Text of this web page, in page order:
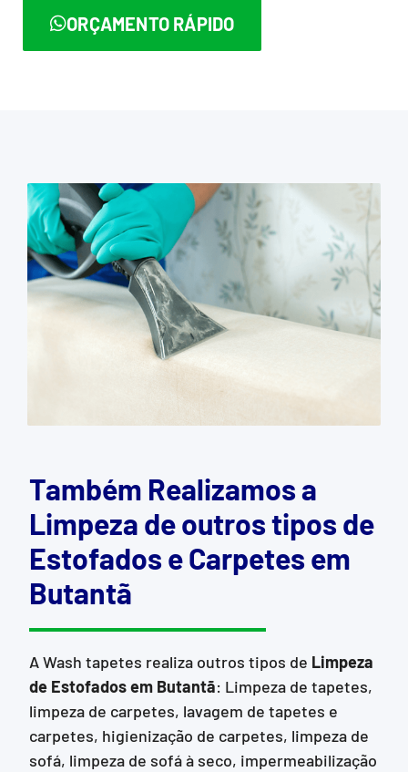
ORÇAMENTO RÁPIDO
Também Realizamos a
Limpeza de outros tipos de
Estofados e Carpetes em
Butantã
A Wash tapetes realiza outros tipos de Limpeza
de Estofadosem Butantã: Limpeza de tapetes,
limpeza de carpetes, lavagem de tapetes e
carpetes, higienização de carpetes, limpeza de
sofá, limpeza de sofá à seco, impermeabilização